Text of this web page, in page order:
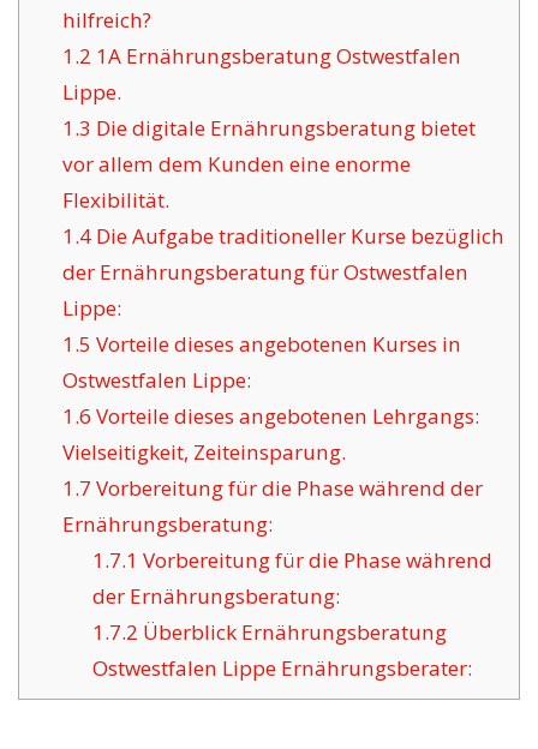
hilfreich?
1.2 1A Ernährungsberatung Ostwestfalen
Lippe.
1.3 Die digitale Ernährungsberatung bietet
vor allem dem Kunden eine enorme
Flexibilität.
1.4Die Aufgabe traditioneller Kurse bezüglich
der Ernährungsberatung für Ostwestfalen
Lippe:
1.5 Vorteile dieses angebotenen Kurses in
Ostwestfalen Lippe:
1.6 Vorteile dieses angebotenen Lehrgangs:
Vielseitigkeit, Zeiteinsparung.
1.7 Vorbereitung für die Phase während der
Ernährungsberatung:
1.7.1 Vorbereitung für die Phase während
der Ernährungsberatung:
1.7.2 Überblick Ernährungsberatung
Ostwestfalen Lippe Ernährungsberater: